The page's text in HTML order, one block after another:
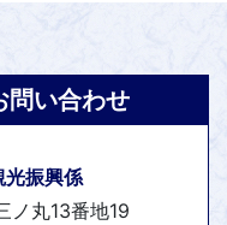
問い合わせ
光振興係
ノ丸13番地19